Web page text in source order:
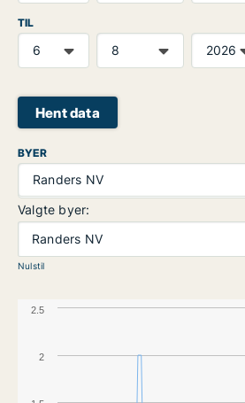
TIL
Hent data
BYER
Randers NV
Valgte byer:
Randers NV
Nulstil
2
2.5